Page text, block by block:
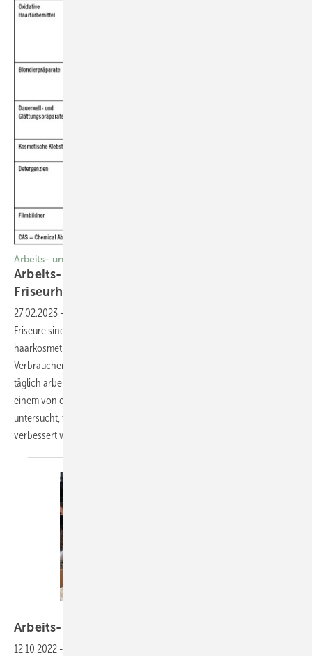
Arbeits- und Gesundheitsschutz
Arbeits- und Gesundheitsschutz im
Friseurhandwerk
27.02.2023 -
Friseure sind deutlich häufiger einem breiten Spektrum
haarkosmetischer Produkte ausgesetzt als Verbraucherinnen und
Verbraucher. Die Chemikalien, mit denen Friseurinnen und Friseure
täglich arbeiten, können ihre Gesundheit stark beeinträchtigen. In
einem von der Europäischen Kommission geförderten Projekt wurde
untersucht, wie der Gesundheitsschutz im Friseurhandwerk
verbessert werden kann. Cara Symanzik et
Arbeits- und Gesundheitsschutz im
12.10.2022 -